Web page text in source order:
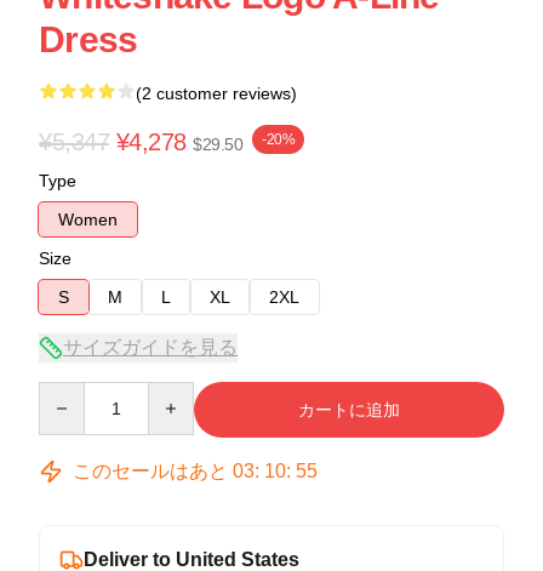
Dress
(2 customer reviews)
¥5,347 ¥4,278 $29.50 -20%
Type
Women
Size
S
M L XL 2XL
サイズガイドを見る
カートに追加
このセールはあと 03: 10: 54
Deliver to United States